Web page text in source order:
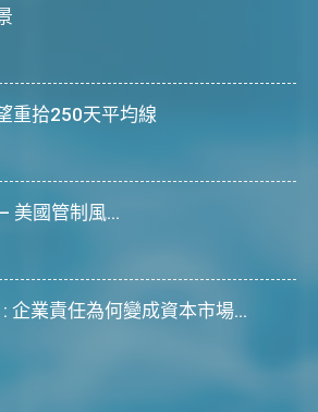
重拾250天平均線
美國管制風...
企業責任為何變成資本市場...